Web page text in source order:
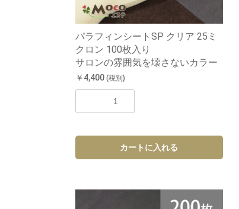
パラフィンシートSP クリア 25ミ
クロン 100枚入り
サロンの雰囲気を壊さないカラー
￥4,400 (税別)
カートに入れる